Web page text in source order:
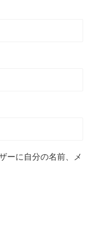
ーに自分の名前、メ